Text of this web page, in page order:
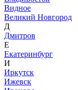
Видное
Великий Новгород
Д
Дмитров
Е
Екатеринбург
И
Иркутск
Ижевск